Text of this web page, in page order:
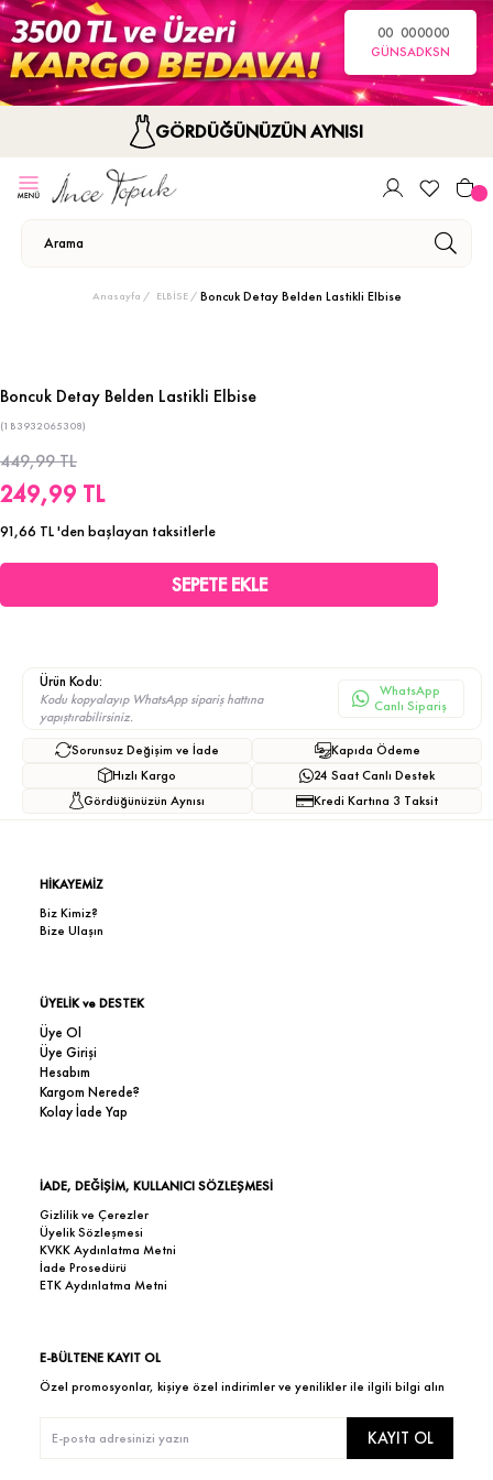
00
GÜN
00
SA
00
DK
00
SN
GÖRDÜĞÜNÜZÜN AYNISI
Anasayfa ELBİSE Boncuk Detay Belden Lastikli Elbise
Boncuk Detay Belden Lastikli Elbise
(1B3932065308)
449,99 TL
249,99 TL
91,66 TL'den başlayan taksitlerle
Ürün Kodu:
Kodu kopyalayıp WhatsApp sipariş hattına
yapıştırabilirsiniz.
WhatsApp
Canlı Sipariş
Sorunsuz Değişim ve İade
Hızlı Kargo
Gördüğünüzün Aynısı
Kapıda Ödeme
24 Saat Canlı Destek
Kredi Kartına 3 Taksit
HİKAYEMİZ
Biz Kimiz?
Bize Ulaşın
ÜYELİK ve DESTEK
Üye Ol
Üye Girişi
Hesabım
Kargom Nerede?
Kolay İade Yap
İADE, DEĞİŞİM, KULLANICI SÖZLEŞMESİ
Gizlilik ve Çerezler
Üyelik Sözleşmesi
KVKK Aydınlatma Metni
İade Prosedürü
ETK Aydınlatma Metni
E-BÜLTENE KAYIT OL
Özel promosyonlar, kişiye özel indirimler ve yenilikler ile ilgili bilgi alın
KAYIT OL